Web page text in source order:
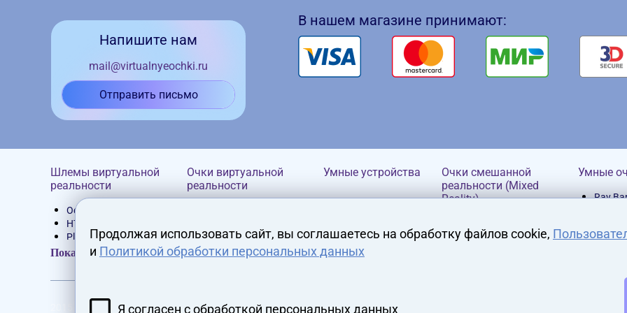
Напишите нам
mail@virtualnyeochki.ru
Отправить письмо
В нашем магазине принимают:
Шлемы виртуальной
реальности
Oculus Rift
HTC Vive
PlayStation VR
Устройства Pimax
реальности
Очки виртуальной
реальности
VR Box
Bobovr
Oculus
Умные устройства
Очки смешанной
реальности (Mixed
Reality)
Умные
Ray
Показать все
2015 - 2026 virtualnyeochki.ru
Продолжая использовать сайт, вы соглашаетесь на обработку файлов cookie,
и Политикой обработки персональных данных
Я согласен с обработкой персональных данных